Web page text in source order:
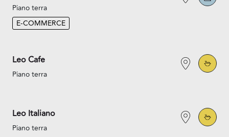
Piano terra
E-COMMERCE
Leo Cafe
Piano terra
Leo Italiano
Piano terra